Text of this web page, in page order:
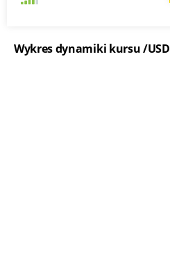
Wykres dynamiki kursu /USD